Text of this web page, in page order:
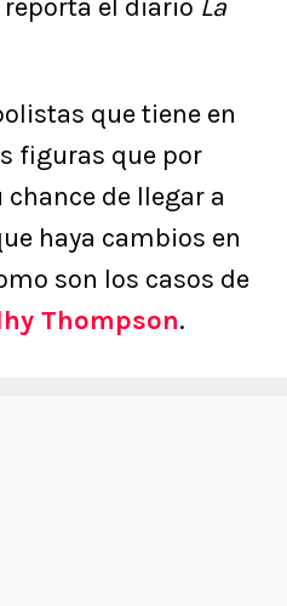
el diario La
que tiene en
figuras que por
de llegar a
haya cambios en
son los casos de
Thompson.